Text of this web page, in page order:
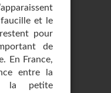
et le
pour
de
En France,
entre la
la petite